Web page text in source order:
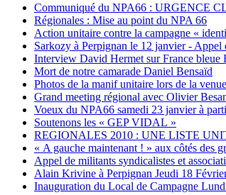
Communiqué du NPA66 : URGENCE
Régionales : Mise au point du NPA 66
Action unitaire contre la campagne «
Sarkozy à Perpignan le 12 janvier -
Interview David Hermet sur France bleue
Mort de notre camarade Daniel Bensaïd
Photos de la manif unitaire lors de la
Grand meeting régional avec Olivier
Voeux du NPA66 samedi 23 janvier à
Soutenons les « GEP VIDAL »
REGIONALES 2010 : UNE LISTE
« A gauche maintenant ! » aux côtés des
Appel de militants syndicalistes et
Alain Krivine à Perpignan Jeudi 18
Inauguration du Local de Campagne